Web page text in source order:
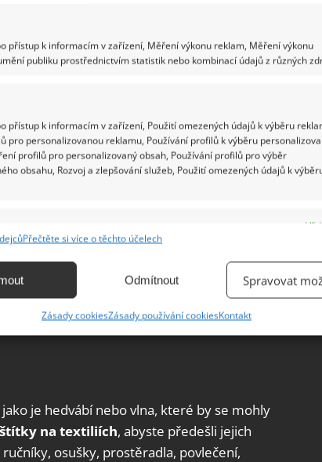
přístup k informacím v zařízení, Měření výkonu reklam, Měření výkonu
publiku prostřednictvím statistik nebo kombinací údajů z různých
přístup k informacím v zařízení, Použití omezených údajů k výběru
pro personalizovanou reklamu, Používání profilů k výběru
profilů pro personalizovaný obsah, Používání profilů pro výběr
obsahu, Rozvoj a zlepšování služeb, Použití omezených údajů k
na základě automaticky přenášených informací.
vyžádaných informací.
voleb ochrany osobních údajů.
Přečtěte si více o těchto účelech
Odmítnout Spravovat
Zásady cookiesZásady používání cookiesKontakt
je hedvábí nebo vlna, které by se mohly
na textiliích, abyste předešli jejich
osušky, prostěradla, povlečení,